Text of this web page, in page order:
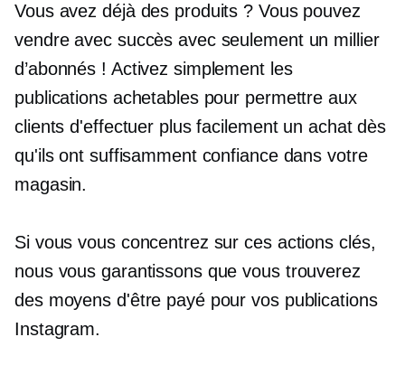
Vous avez déjà des produits ? Vous pouvez
vendre avec succès avec seulement un millier
d’abonnés ! Activez simplement les
publications achetables pour permettre aux
clients d'effectuer plus facilement un achat dès
qu'ils ont suffisamment confiance dans votre
magasin.
Si vous vous concentrez sur ces actions clés,
nous vous garantissons que vous trouverez
des moyens d'être payé pour vos publications
Instagram.